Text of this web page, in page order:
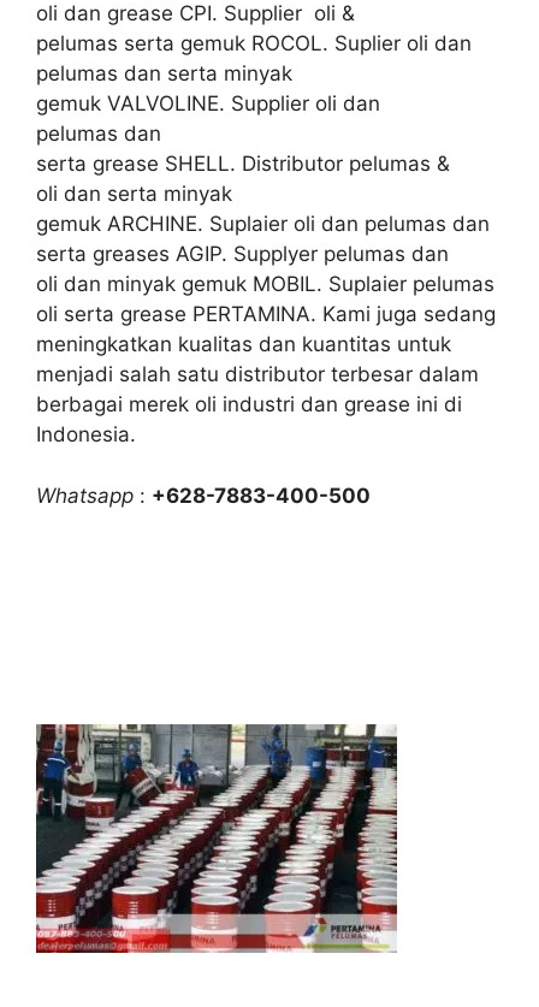
oli dan grease CPI. Supplier oli &
pelumas serta gemuk ROCOL. Suplier oli dan
pelumas dan serta minyak
gemuk VALVOLINE. Supplier oli dan
pelumas dan
serta grease SHELL. Distributor pelumas &
oli dan serta minyak
gemuk ARCHINE. Suplaier oli dan pelumas dan
serta greases AGIP. Supplyer pelumas dan
oli dan minyak gemuk MOBIL. Suplaier pelumas
oli serta grease PERTAMINA. Kami juga sedang
meningkatkan kualitas dan kuantitas untuk
menjadi salah satu distributor terbesar dalam
berbagai merek oli industri dan grease ini di
Indonesia.
Whatsapp : +628-7883-400-500